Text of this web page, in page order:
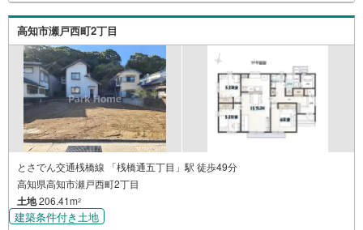
高知市瀬戸西町2丁目
とさでん交通桟橋線 「桟橋通五丁目」駅 徒歩49分
高知県高知市瀬戸西町2丁目
土地206.41m2
建築条件付き土地